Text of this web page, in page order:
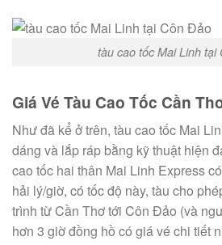
tàu cao tốc Mai Linh tại
Giá Vé Tàu Cao Tốc Cần
Như đã kểở trên, tàu cao tốc Mai
dáng và lắp ráp bằng kỹ thuật hiện
cao tốc hai thân Mai Linh Expresscó
hải lý/giờ, có tốc độ này, tàu cho
trình từCần Thơtới Côn Đảo (và
hơn 3 giờ đồng hồ có giá vé chi tiết